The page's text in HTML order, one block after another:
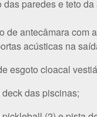
das paredes e teto
de antecâmara com
acústicas na
esgoto cloacal
das piscinas;